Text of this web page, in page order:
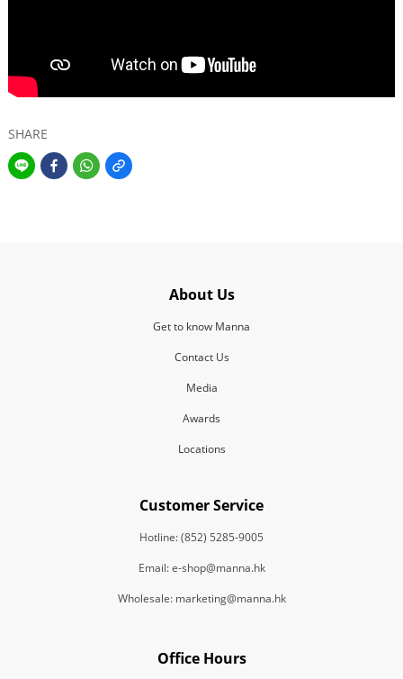
SHARE
About Us
Get to know Manna
Contact Us
Media
Awards
Locations
Customer Service
Hotline: (852) 5285-9005
Email: e-shop@manna.hk
Wholesale: marketing@manna.hk
Office Hours